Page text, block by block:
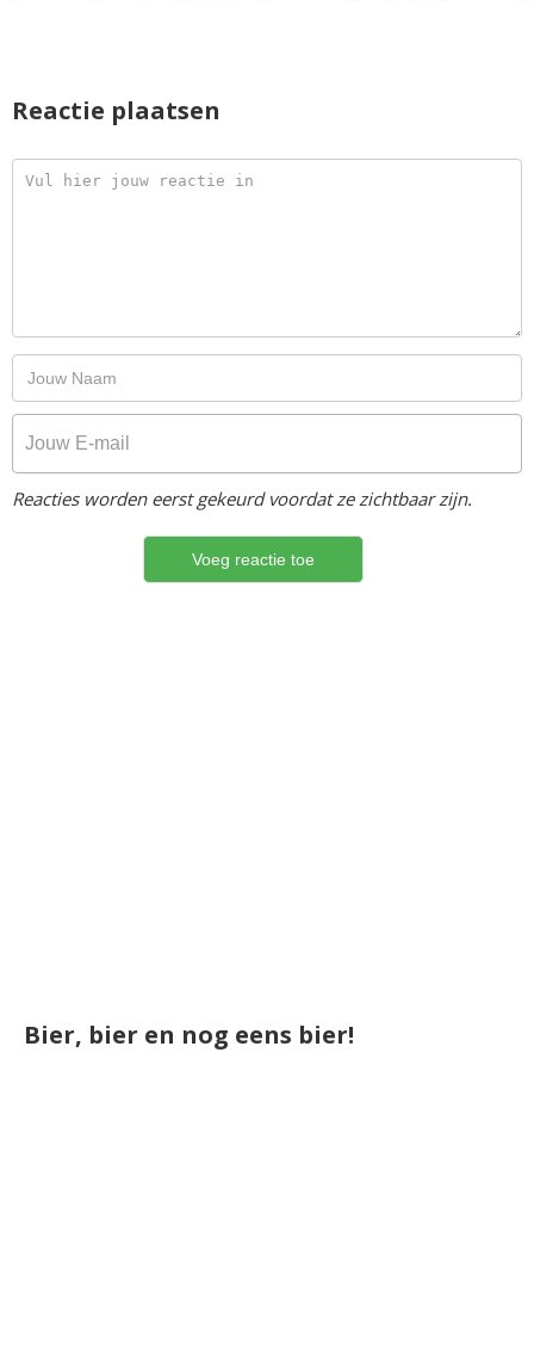
Reactie plaatsen
Reacties worden eerst gekeurd voordat ze zichtbaar zijn.
Bier, bier en nog eens bier!